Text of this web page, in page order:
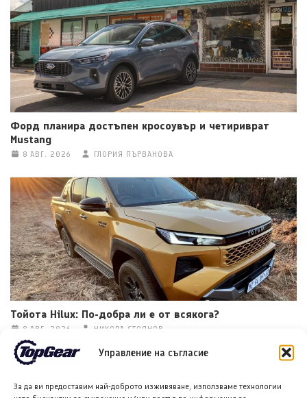
Управление на съгласие
За да ви предоставим най-доброто изживяване, използваме технологии
Форд планира достъпен кросоувър и четириврат
Mustang
8 АВГ. 2026 ГЛОРИЯ ПЪРВАНОВА
Тойота Hilux: По-добра ли е от всякога?
8 АВГ. 2026 НИКОЛА СТОЯНОВ